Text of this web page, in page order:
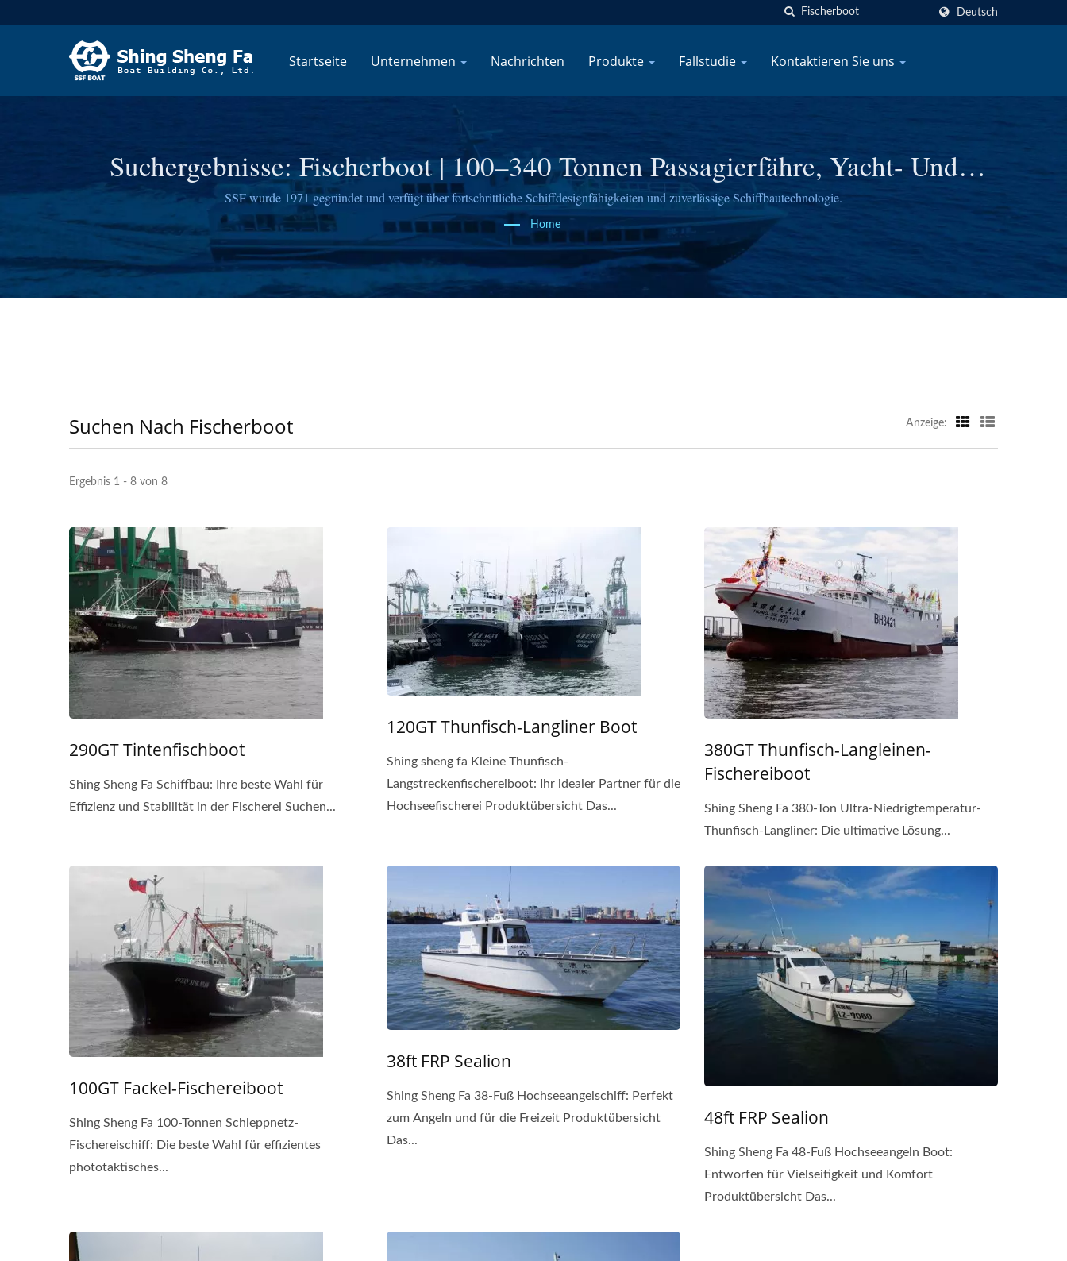
Deutsch
Startseite Unternehmen Nachrichten Produkte Fallstudie Kontaktieren Sie uns
Suchergebnisse: Fischerboot | 100–340 Tonnen Passagierfähre, Yacht- Und
Arbeitsbootbauer | SSF
SSF wurde 1971 gegründet und verfügt über fortschrittliche Schiffdesignfähigkeiten und zuverlässige Schiffbautechnologie.
Home
Suchen Nach Fischerboot Anzeige:
Ergebnis 1 - 8 von 8
290GT Tintenfischboot
Shing Sheng Fa Schiffbau: Ihre beste Wahl für
Effizienz und Stabilität in der Fischerei Suchen...
120GT Thunfisch-Langliner Boot
Shing sheng fa Kleine Thunfisch-
Langstreckenfischereiboot: Ihr idealer Partner für die
Hochseefischerei Produktübersicht Das...
380GT Thunfisch-Langleinen-
Fischereiboot
Shing Sheng Fa 380-Ton Ultra-Niedrigtemperatur-
Thunfisch-Langliner: Die ultimative Lösung...
100GT Fackel-Fischereiboot
Shing Sheng Fa 100-Tonnen Schleppnetz-
Fischereischiff: Die beste Wahl für effizientes
phototaktisches...
38ft FRP Sealion
Shing Sheng Fa 38-Fuß Hochseeangelschiff: Perfekt
zum Angeln und für die Freizeit Produktübersicht
Das...
48ft FRP Sealion
Shing Sheng Fa 48-Fuß Hochseeangeln Boot:
Entworfen für Vielseitigkeit und Komfort
Produktübersicht Das...